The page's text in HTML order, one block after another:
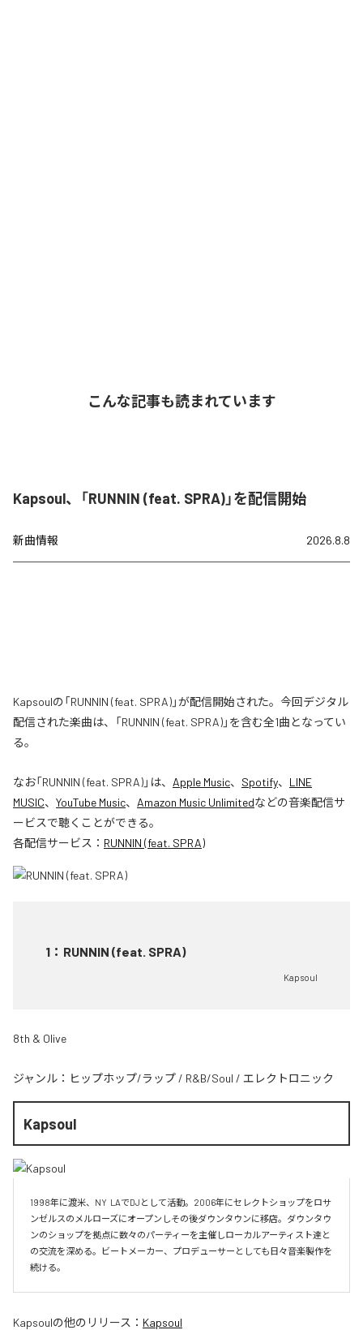
こんな記事も読まれています
Kapsoul、「RUNNIN (feat. SPRA)」を配信開始
新曲情報 2026.8.8
Kapsoulの「RUNNIN (feat. SPRA)」が配信開始された。今回デジタル
配信された楽曲は、「RUNNIN (feat. SPRA)」を含む全1曲となってい
る。
なお「RUNNIN (feat. SPRA)」は、 Apple Music、 Spotify、 LINE
MUSIC、 YouTube Music、 Amazon Music Unlimitedなどの音楽配信サ
ービスで聴くことができる。
各配信サービス： RUNNIN (feat. SPRA)
1 ： RUNNIN (feat. SPRA)
Kapsoul
8th & Olive
ジャンル： ヒップホップ/ラップ / R&B/Soul / エレクトロニック
Kapsoul
1998年に渡米、NY  LAでDJとして活動。2006年にセレクトショップをロサ
ンゼルスのメルローズにオープンしその後ダウンタウンに移店。ダウンタウ
ンのショップを拠点に数々のパーティーを主催しローカルアーティスト達と
の交流を深める。ビートメーカー、プロデューサーとしても日々音楽製作を
続ける。
Kapsoulの他のリリース： Kapsoul